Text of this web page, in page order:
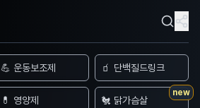
💪 운동보조제 🧃 단백질드링크
💊 영양제 🐔 닭가슴살
new